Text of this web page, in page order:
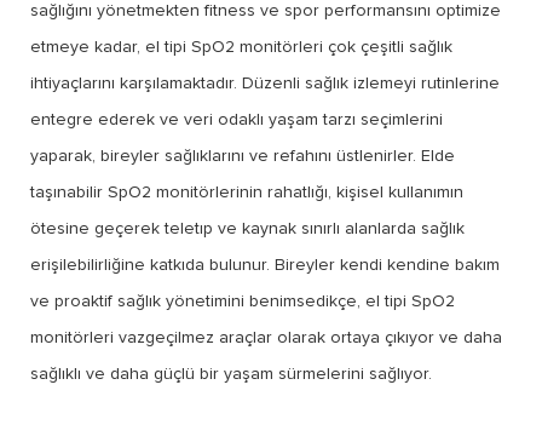
sağlığını yönetmekten fitness ve spor performansını optimize
etmeye kadar, el tipi SpO2 monitörleri çok çeşitli sağlık
ihtiyaçlarını karşılamaktadır. Düzenli sağlık izlemeyi rutinlerine
entegre ederek ve veri odaklı yaşam tarzı seçimlerini
yaparak, bireyler sağlıklarını ve refahını üstlenirler. Elde
taşınabilir SpO2 monitörlerinin rahatlığı, kişisel kullanımın
ötesine geçerek teletıp ve kaynak sınırlı alanlarda sağlık
erişilebilirliğine katkıda bulunur. Bireyler kendi kendine bakım
ve proaktif sağlık yönetimini benimsedikçe, el tipi SpO2
monitörleri vazgeçilmez araçlar olarak ortaya çıkıyor ve daha
sağlıklı ve daha güçlü bir yaşam sürmelerini sağlıyor.